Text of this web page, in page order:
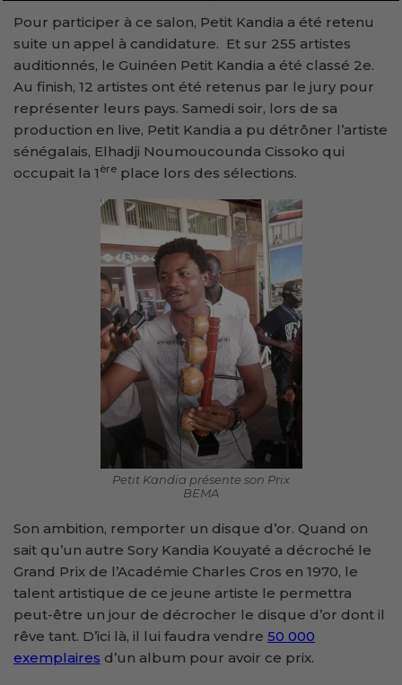
Pour participer à ce salon, Petit Kandia a été retenu
suite un appel à candidature. Et sur 255 artistes
auditionnés, le Guinéen Petit Kandia a été classé 2e.
Au finish, 12 artistes ont été retenus par le jury pour
représenter leurs pays. Samedi soir, lors de sa
production en live, Petit Kandia a pu détrôner l’artiste
sénégalais, Elhadji Noumoucounda Cissoko qui
occupait la 1 ère place lors des sélections.
Petit Kandia présente son Prix
BEMA
Son ambition, remporter un disque d’or. Quand on
sait qu’un autre Sory Kandia Kouyaté a décroché le
Grand Prix de l’Académie Charles Cros en 1970, le
talent artistique de ce jeune artiste le permettra
peut-être un jour de décrocher le disque d’or dont il
rêve tant. D’ici là, il lui faudra vendre 50 000
exemplaires d’un album pour avoir ce prix.